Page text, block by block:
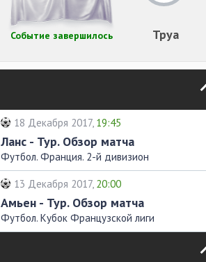
Труа
Событие завершилось
18 Декабря 2017, 19:45
Ланс - Тур. Обзор матча
Футбол. Франция. 2-й дивизион
13 Декабря 2017, 20:00
Амьен - Тур. Обзор матча
Футбол. Кубок Французской лиги